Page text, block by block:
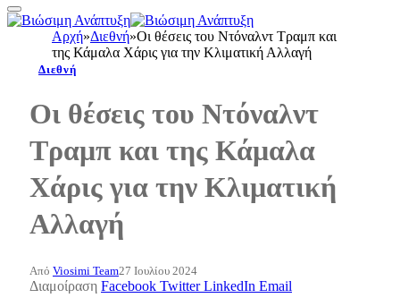
Αρχή»Διεθνή»Οι θέσεις του Ντόναλντ Τραμπ και
της Κάμαλα Χάρις για την Κλιματική Αλλαγή
Διεθνή
Οι θέσεις του Ντόναλντ
Τραμπ και της Κάμαλα
Χάρις για την Κλιματική
Αλλαγή
Από Viosimi Team27 Ιουλίου 2024
Διαμοίραση Facebook Twitter LinkedIn Email